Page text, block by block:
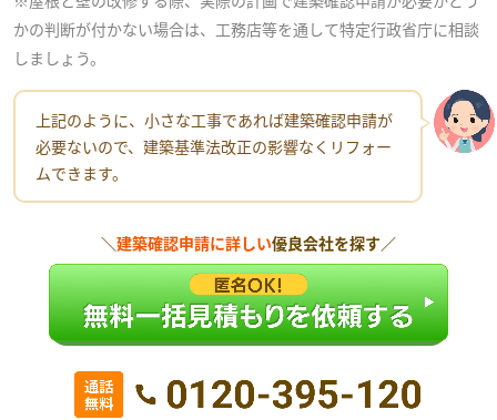
かの判断が付かない場合は、工務店等を通して特定行政省庁に相談
しましょう。
上記のように、小さな工事であれば建築確認申請が
必要ないので、建築基準法改正の影響なくリフォー
ムできます。
＼建築確認申請に詳しい優良会社を探す／